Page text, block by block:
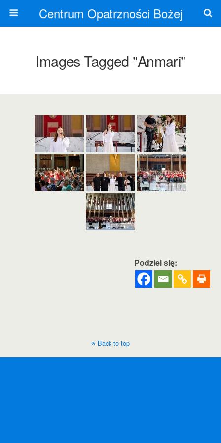
Centrum Opatrzności Bożej
Images Tagged "anmari"
Podziel się:
Back to top